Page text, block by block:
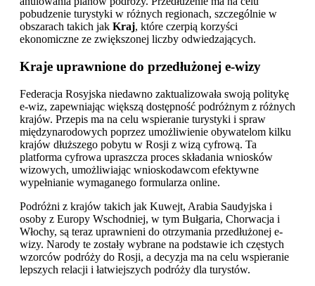
pobudzenie turystyki w różnych regionach, szczególnie w
obszarach takich jak Kraj, które czerpią korzyści
ekonomiczne ze zwiększonej liczby odwiedzających.
Kraje uprawnione do przedłużonej e-wizy
Federacja Rosyjska niedawno zaktualizowała swoją politykę
e-wiz, zapewniając większą dostępność podróżnym z różnych
krajów. Przepis ma na celu wspieranie turystyki i spraw
międzynarodowych poprzez umożliwienie obywatelom kilku
krajów dłuższego pobytu w Rosji z wizą cyfrową. Ta
platforma cyfrowa upraszcza proces składania wniosków
wizowych, umożliwiając wnioskodawcom efektywne
wypełnianie wymaganego formularza online.
Podróżni z krajów takich jak Kuwejt, Arabia Saudyjska i
osoby z Europy Wschodniej, w tym Bułgaria, Chorwacja i
Włochy, są teraz uprawnieni do otrzymania przedłużonej e-
wizy. Narody te zostały wybrane na podstawie ich częstych
wzorców podróży do Rosji, a decyzja ma na celu wspieranie
lepszych relacji i łatwiejszych podróży dla turystów.